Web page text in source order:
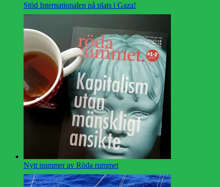
Stöd Internationalen på plats i Gaza!
Nytt nummer av Röda rummet